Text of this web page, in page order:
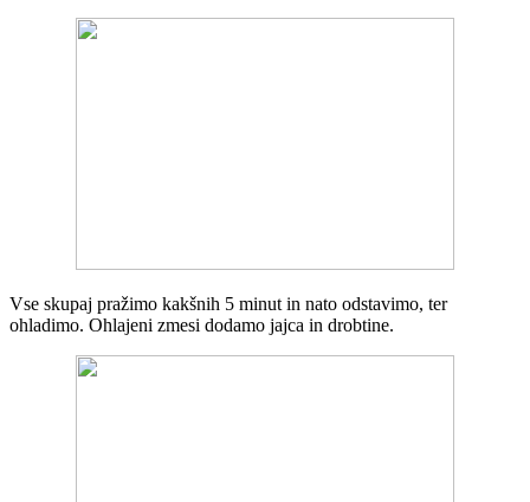
Vse skupaj pražimo kakšnih 5 minut in nato odstavimo, ter
ohladimo. Ohlajeni zmesi dodamo jajca in drobtine.